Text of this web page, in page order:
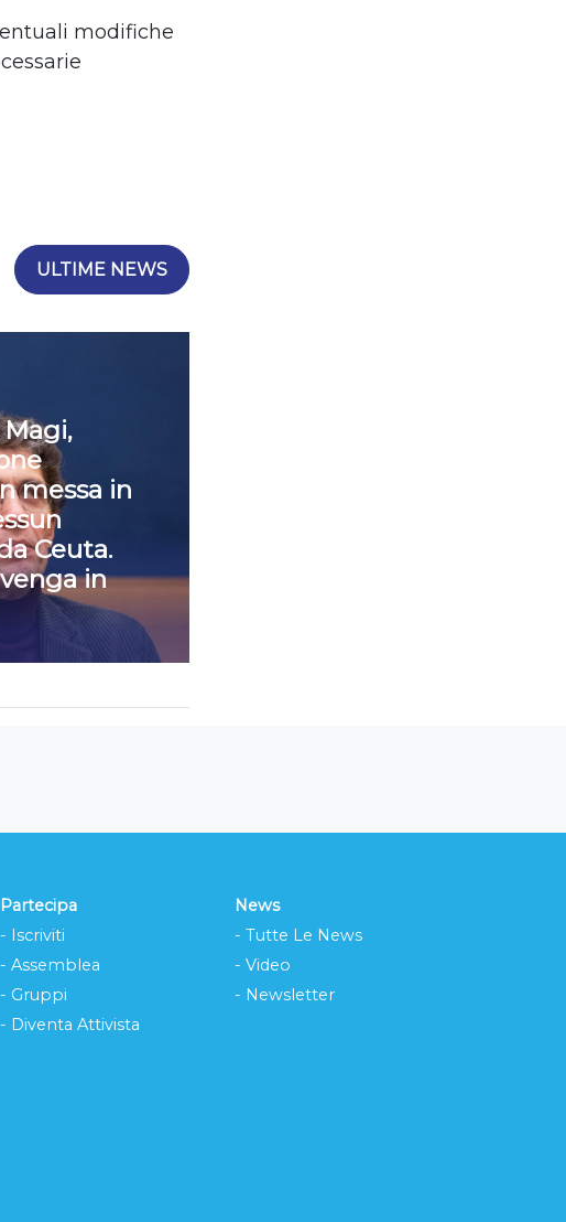
modifiche
ULTIME NEWS
messa in
Ceuta.
in
Partecipa
- Iscriviti
- Assemblea
- Gruppi
- Diventa Attivista
News
- Tutte Le News
- Video
- Newsletter